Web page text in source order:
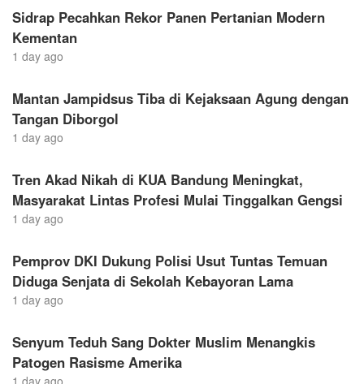
Sidrap Pecahkan Rekor Panen Pertanian Modern
Kementan
1 day ago
Mantan Jampidsus Tiba di Kejaksaan Agung dengan
Tangan Diborgol
1 day ago
Tren Akad Nikah di KUA Bandung Meningkat,
Masyarakat Lintas Profesi Mulai Tinggalkan Gengsi
1 day ago
Pemprov DKI Dukung Polisi Usut Tuntas Temuan
Diduga Senjata di Sekolah Kebayoran Lama
1 day ago
Senyum Teduh Sang Dokter Muslim Menangkis
Patogen Rasisme Amerika
1 day ago